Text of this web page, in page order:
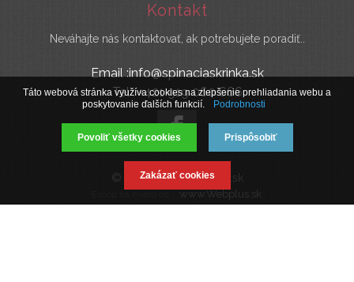
Kontakt
Neváhajte nás kontaktovať, ak potrebujete poradiť..
Email :info@spinaciaskrinka.sk
Tel : +421 919 060 666
© 2019 SpinaciaSkrinka.sk
www.Webplus.sk
Táto webová stránka využíva cookies na zlepšenie prehliadania webu a
poskytovanie ďalších funkcií.
Podrobnosti
Povoliť všetky cookies Prispôsobiť
Zakázať cookies